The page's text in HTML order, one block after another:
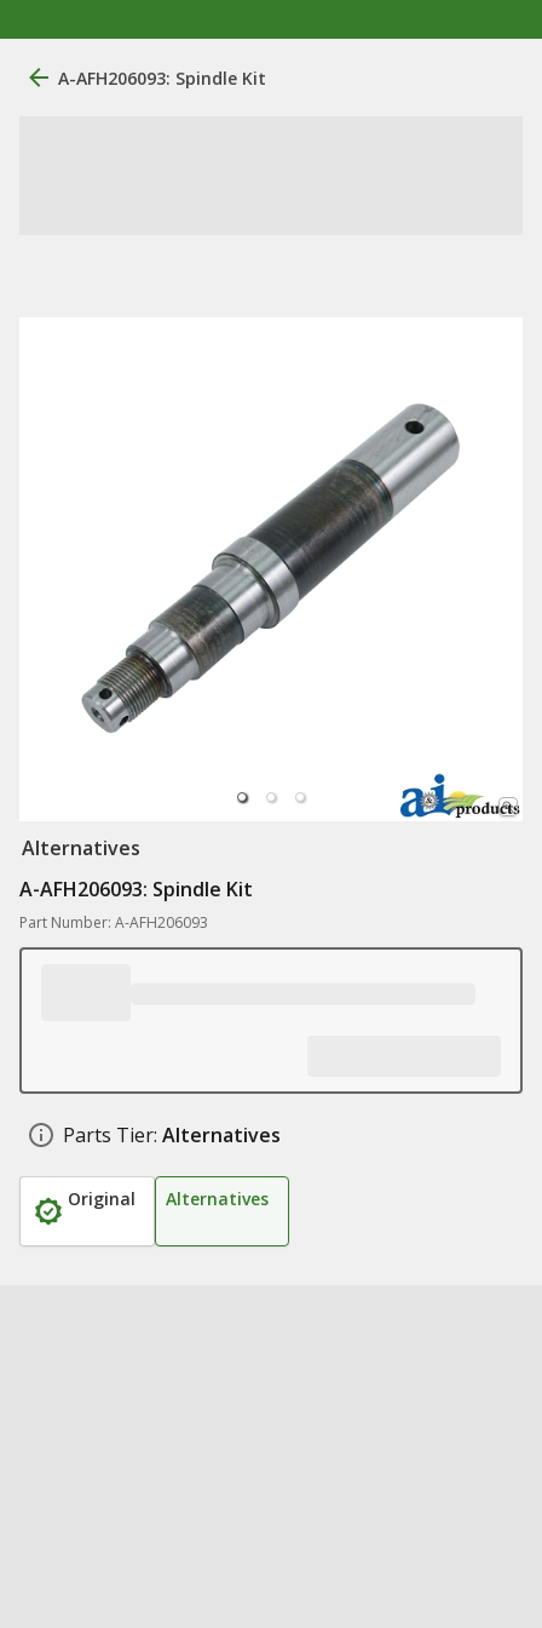
A-AFH206093: Spindle Kit
Alternatives
A-AFH206093: Spindle Kit
Part Number: A-AFH206093
Parts Tier: Alternatives
Original Alternatives